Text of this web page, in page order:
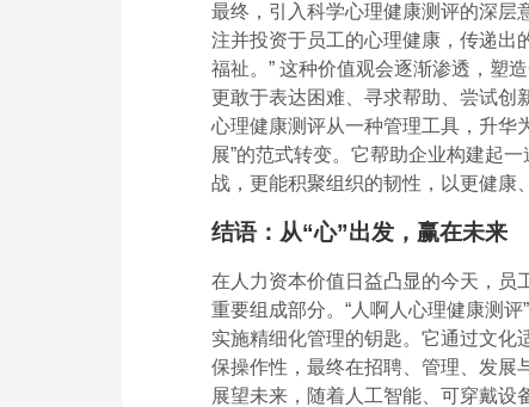
最终，引入科学心理健康测评的深层
注并投资于员工的心理健康，传递出
福祉。” 这种价值观会逐渐渗透，塑
更敢于表达困难、寻求帮助、尝试创
心理健康测评从一种管理工具，升华
展”的范式转变。它帮助企业构建起
战，更能积聚组织的韧性，以更健康
结语：从“心”出发，赢在未来
在人力资本价值日益凸显的今天，员
重要组成部分。“人啊人心理健康测
实施精细化管理的钥匙。它通过文化
保操作性，最终在招聘、管理、发展
展望未来，随着人工智能、可穿戴